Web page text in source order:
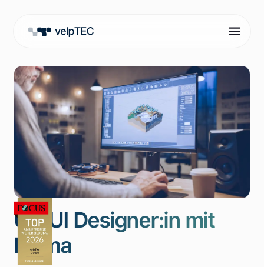
UX/UI Designer:in mit
Figma